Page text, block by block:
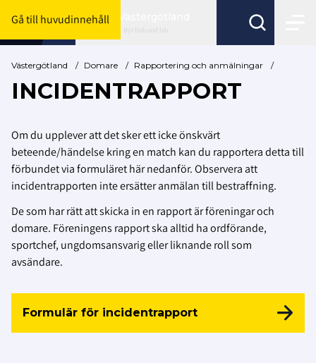
Gå till huvudinnehåll
Byt förbund här
Västergötland / Domare / Rapportering och anmälningar /
INCIDENTRAPPORT
Om du upplever att det sker ett icke önskvärt
beteende/händelse kring en match kan du rapportera detta till
förbundet via formuläret här nedanför. Observera att
incidentrapporten inte ersätter anmälan till bestraffning.
De som har rätt att skicka in en rapport är föreningar och
domare. Föreningens rapport ska alltid ha ordförande,
sportchef, ungdomsansvarig eller liknande roll som
avsändare.
Formulär för incidentrapport